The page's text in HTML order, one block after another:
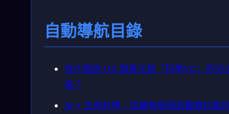
自動導航目錄
為什麼說 1.14 億美元是「科學VC」的分
嶺？
AI × 生命科學：從藥物發現到醫療診斷